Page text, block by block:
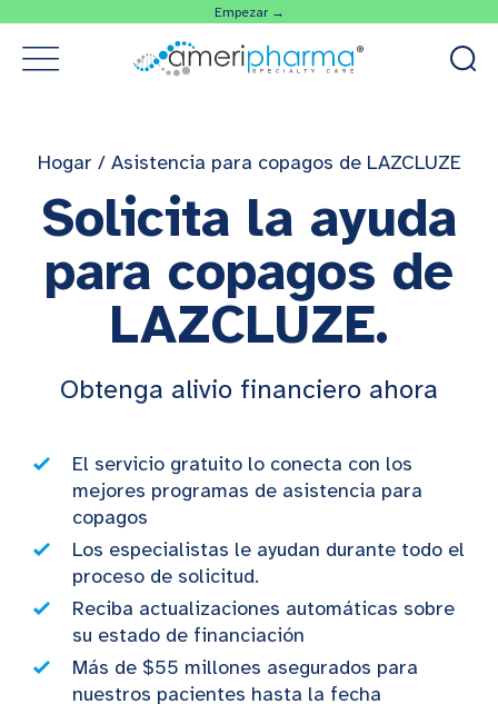
Empezar →
Hogar / Asistencia para copagos de LAZCLUZE
Solicita la ayuda
para copagos de
LAZCLUZE.
Obtenga alivio financiero ahora
El servicio gratuito lo conecta con los
mejores programas de asistencia para
copagos
Los especialistas le ayudan durante todo el
proceso de solicitud.
Reciba actualizaciones automáticas sobre
su estado de financiación
Más de $55 millones asegurados para
nuestros pacientes hasta la fecha